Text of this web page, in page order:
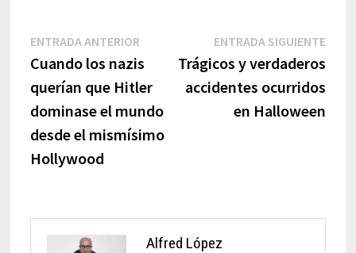
Navegación
de
entradas
ENTRADA ANTERIOREntrada
anterior:
Cuando los nazis
querían que Hitler
dominase el mundo
desde el mismísimo
Hollywood
ENTRADA SIGUIENTE
Trágicos y verdaderos
accidentes ocurridos
en Halloween
Alfred López